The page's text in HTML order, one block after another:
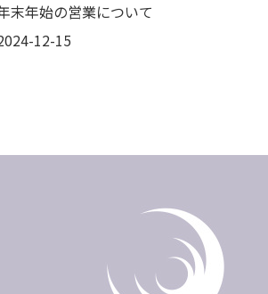
末年始の営業について
12-15